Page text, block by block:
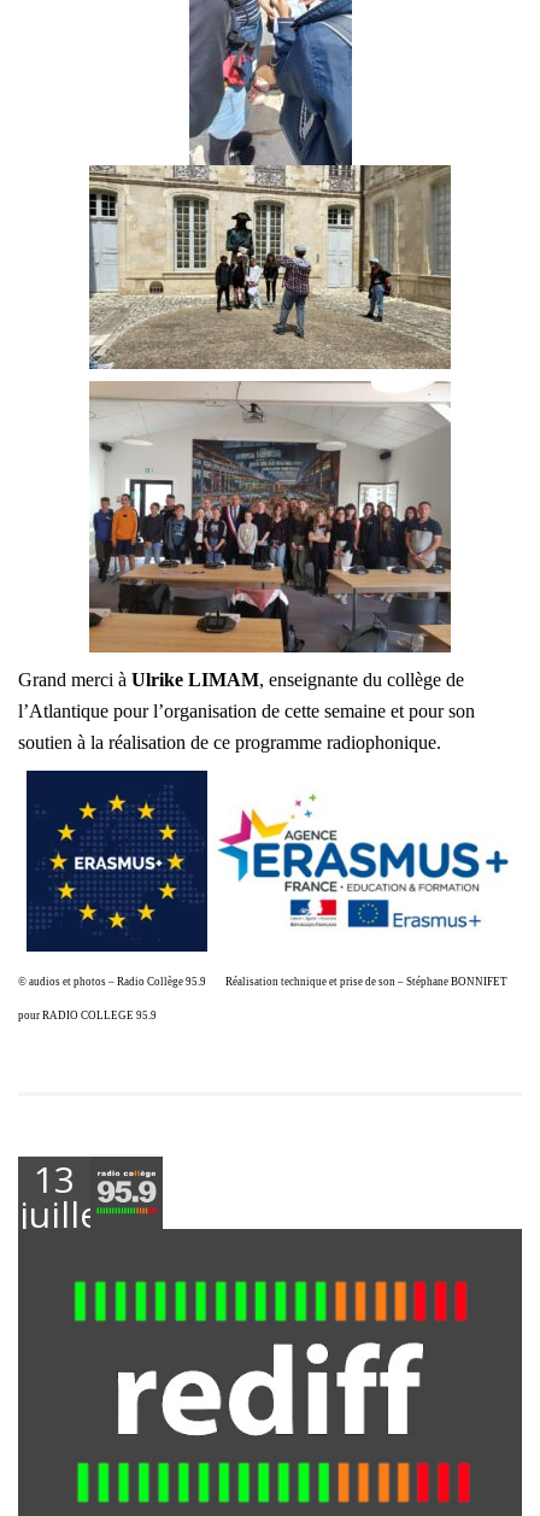
Grand merci à Ulrike LIMAM, enseignante du collège de
l’Atlantique pour l’organisation de cette semaine et pour son
soutien à la réalisation de ce programme radiophonique.
© audios et photos – Radio Collège 95.9 Réalisation technique et prise de son – Stéphane BONNIFET
pour RADIO COLLEGE 95.9
13
juillet